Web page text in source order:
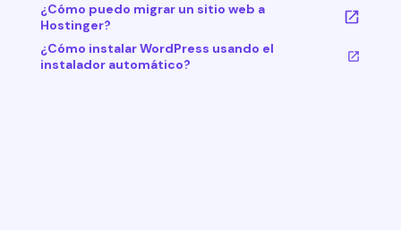
¿Cómo puedo migrar un sitio web a
Hostinger?
¿Cómo instalar WordPress usando el
instalador automático?